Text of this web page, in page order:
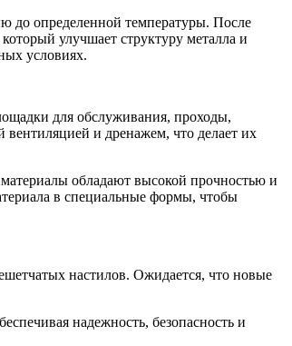
до определенной температуры. После
улучшает структуру металла и
условиях.
для обслуживания, проходы,
и дренажем, что делает их
обладают высокой прочностью и
в специальные формы, чтобы
настилов. Ожидается, что новые
надежность, безопасность и